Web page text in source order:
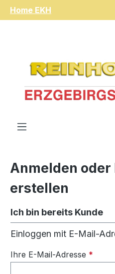
Zum Hauptinhalt springen
Home EKH
Anmelden oder
erstellen
Ich bin bereits Kunde
Einloggen mit E-Mail-
Ihre E-Mail-Adresse *